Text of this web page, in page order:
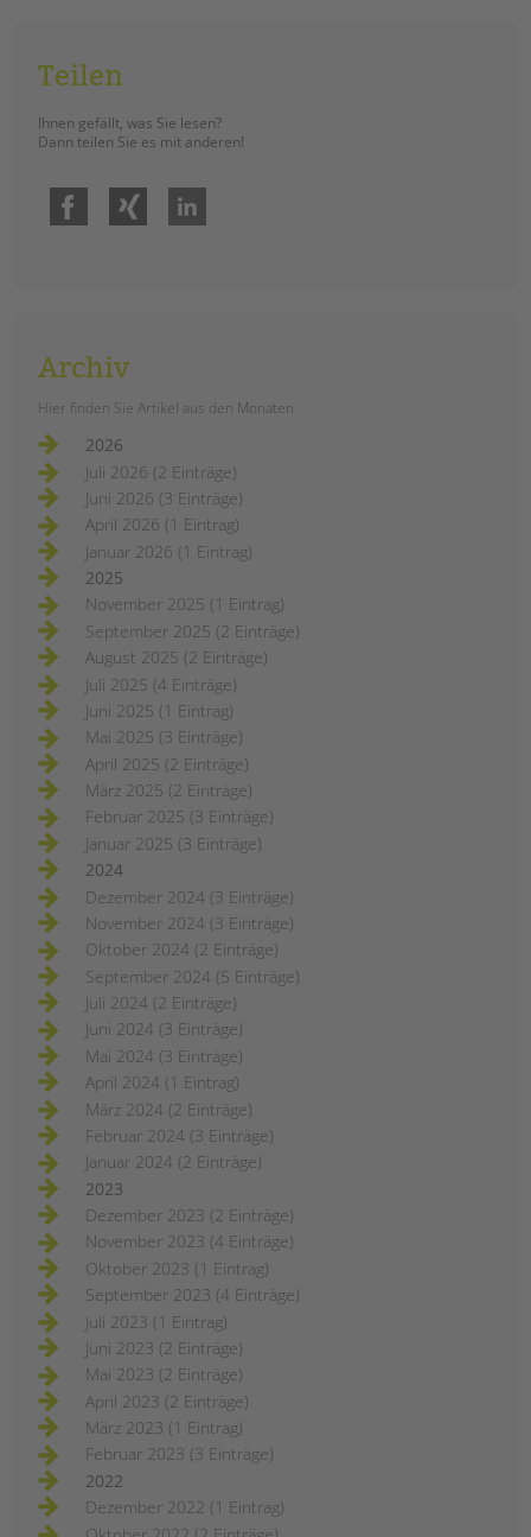
Teilen
Ihnen gefällt, was Sie lesen?
Dann teilen Sie es mit anderen!
Facebook
Archiv
Hier finden Sie Artikel aus den Monaten
2026
Juli 2026 (2 Einträge)
Juni 2026 (3 Einträge)
April 2026 (1 Eintrag)
Januar 2026 (1 Eintrag)
2025
November 2025 (1 Eintrag)
September 2025 (2 Einträge)
August 2025 (2 Einträge)
Juli 2025 (4 Einträge)
Juni 2025 (1 Eintrag)
Mai 2025 (3 Einträge)
April 2025 (2 Einträge)
März 2025 (2 Einträge)
Februar 2025 (3 Einträge)
Januar 2025 (3 Einträge)
2024
Dezember 2024 (3 Einträge)
November 2024 (3 Einträge)
Oktober 2024 (2 Einträge)
September 2024 (5 Einträge)
Juli 2024 (2 Einträge)
Juni 2024 (3 Einträge)
Mai 2024 (3 Einträge)
April 2024 (1 Eintrag)
März 2024 (2 Einträge)
Februar 2024 (3 Einträge)
Januar 2024 (2 Einträge)
2023
Dezember 2023 (2 Einträge)
November 2023 (4 Einträge)
Oktober 2023 (1 Eintrag)
September 2023 (4 Einträge)
Juli 2023 (1 Eintrag)
Juni 2023 (2 Einträge)
Mai 2023 (2 Einträge)
April 2023 (2 Einträge)
März 2023 (1 Eintrag)
Februar 2023 (3 Einträge)
2022
Dezember 2022 (1 Eintrag)